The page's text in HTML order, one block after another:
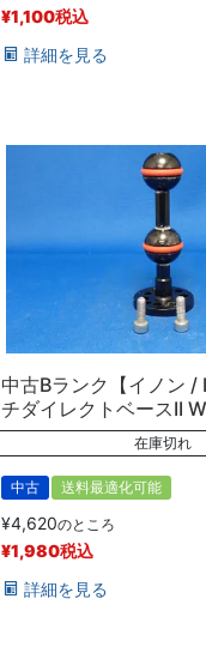
¥1,100税込
詳細を見る
中古Bランク【イノン /
チダイレクトベースII
在庫切れ
中古 送料最適化可能
¥4,620のところ
¥1,980税込
詳細を見る